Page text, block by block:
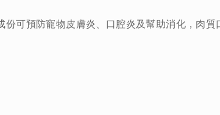
可預防寵物皮膚炎、口腔炎及幫助消化，肉質